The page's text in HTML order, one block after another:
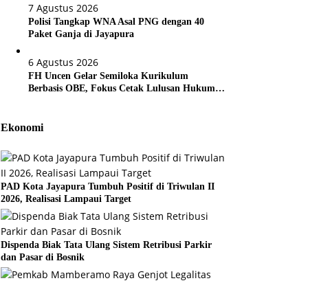
7 Agustus 2026
Polisi Tangkap WNA Asal PNG dengan 40
Paket Ganja di Jayapura
6 Agustus 2026
FH Uncen Gelar Semiloka Kurikulum
Berbasis OBE, Fokus Cetak Lulusan Hukum
Ekonomi
PAD Kota Jayapura Tumbuh Positif di Triwulan II
2026, Realisasi Lampaui Target
Dispenda Biak Tata Ulang Sistem Retribusi Parkir
dan Pasar di Bosnik